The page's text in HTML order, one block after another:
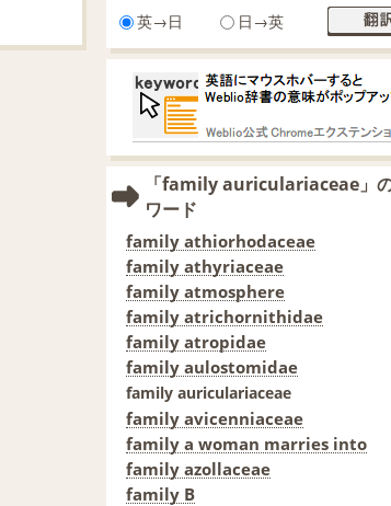
英→日 日→英
「family auriculariaceae」
ワード
family athiorhodaceae
family athyriaceae
family atmosphere
family atrichornithidae
family atropidae
family aulostomidae
family auriculariaceae
family avicenniaceae
family a woman marries into
family azollaceae
family B